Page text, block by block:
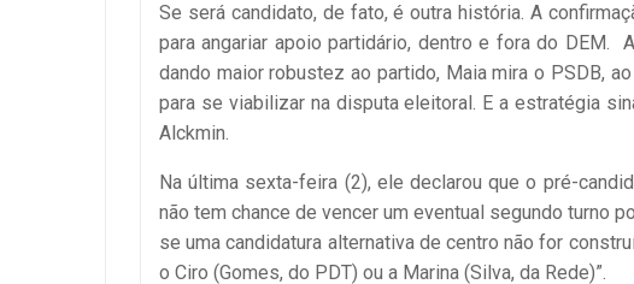
Se será candidato, de fato, é outra história. A
para angariar apoio partidário, dentro e fora do DEM.
dando maior robustez ao partido, Maia mira o PSDB,
para se viabilizar na disputa eleitoral. E a estratégia
Alckmin.
Na última sexta-feira (2), ele declarou que o pré-
não tem chance de vencer um eventual segundo turno
se uma candidatura alternativa de centro não for
o Ciro (Gomes, do PDT) ou a Marina (Silva, da Rede)”.